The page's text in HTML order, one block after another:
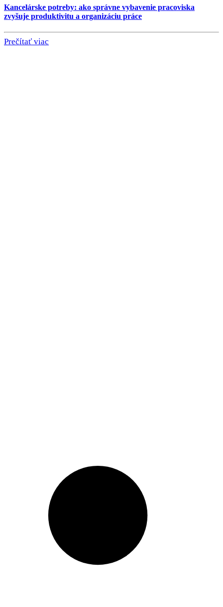
Kancelárske potreby: ako správne vybavenie pracoviska
zvyšuje produktivitu a organizáciu práce
Prečítať viac